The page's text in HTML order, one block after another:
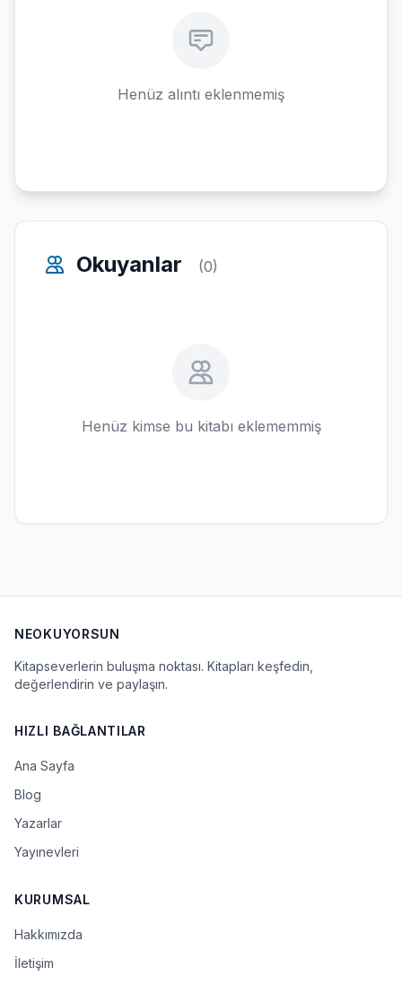
Henüz alıntı eklenmemiş
Okuyanlar (0)
Henüz kimse bu kitabı eklememmiş
NEOKUYORSUN
Kitapseverlerin buluşma noktası. Kitapları keşfedin,
değerlendirin ve paylaşın.
HIZLI BAĞLANTILAR
Ana Sayfa
Blog
Yazarlar
Yayınevleri
KURUMSAL
Hakkımızda
İletişim